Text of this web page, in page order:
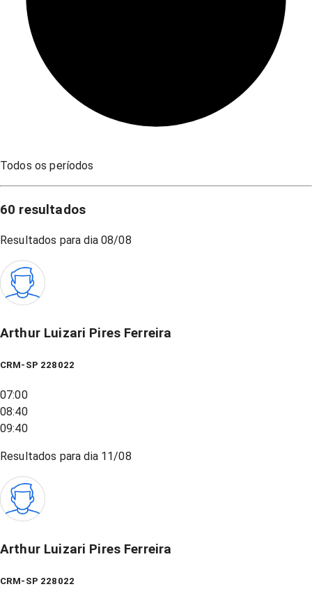
Todos os períodos
60 resultados
Resultados para dia 08/08
Arthur Luizari Pires Ferreira
CRM-SP 228022
07:00
08:40
09:40
Resultados para dia 11/08
Arthur Luizari Pires Ferreira
CRM-SP 228022